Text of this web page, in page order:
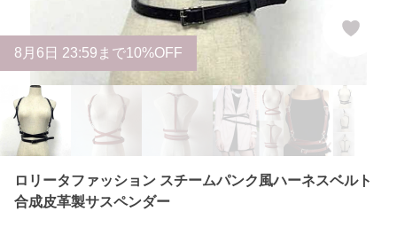
8 月 6 日 23:59まで10%OFF
ロリータファッション スチームパンク風ハーネスベルト
合成皮革製サスペンダー